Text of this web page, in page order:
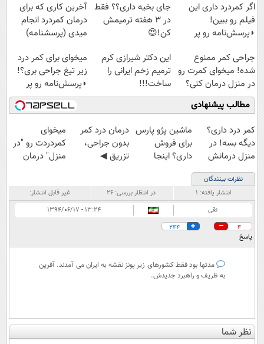
اگر کمردرد داری این
فیلم رو ببین!
◗پرسش‌نامه رو پر
جای بخیه داری؟؟ فقط
در 3 هفته ترمیمش
کن!😍
آخرین کاری که برای
درمان کمردرد انجام
میدی (پرسشنامه)
جراحی کمر ممنوع
شده! میخوای کمرت رو
در منزل درمان کنی؟
((پرسش‌نامه))
این دکتر شیرازی کرم
ترمیم زخم ایرانی را
ساخت!!!
میخوای برای کمر درد
زیر تیغ جراحی بری؟!
◗پرسش‌نامه رو پر
کن◖
مطالب پیشنهادی
کمر درد داری؟
دیگه بسه! در
منزل درمانش
کن
(◀پرسش‌نامه)
ماشین پژو پارس
برای فروش
داری؟ اینجا
درمان درد کمر
بدون جراحی،
تزریق ◀
میخوای
کمردردت رو "در
منزل" درمان
نظرات بینندگان
انتشار یافته: ۱ در انتظار بررسی:۲۶
غیر قابل انتشار:
نقی
۱۳:۲۴ - ۱۳۹۴/۰۶/۱۷
4
244
پاسخ
مدتها بود فقط کشورهای زیر پونز نقشه به ایران می آمدند. آفرین
به ظریف و راهبرد جدیدش.
نظر شما